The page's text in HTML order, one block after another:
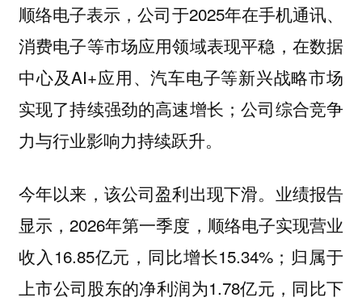
顺络电子表示，公司于2025年在手机通讯、
消费电子等市场应用领域表现平稳，在数据
中心及AI+应用、汽车电子等新兴战略市场
实现了持续强劲的高速增长；公司综合竞争
力与行业影响力持续跃升。
今年以来，该公司盈利出现下滑。业绩报告
显示，2026年第一季度，顺络电子实现营业
收入16.85亿元，同比增长15.34%；归属于
上市公司股东的净利润为1.78亿元，同比下